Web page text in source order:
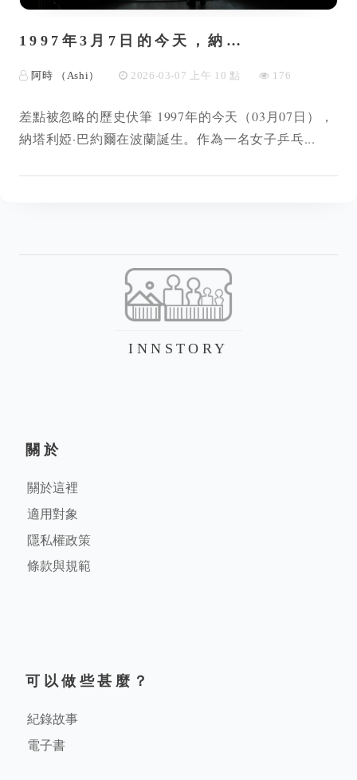
1997年3月7日的今天，納…
阿時 （Ashi） 2026-03-07 上午 10 點 176
差點被忽略的歷史伏筆 1997年的今天（03月07日），
納塔利婭·巴約爾在波蘭誕生。作為一名女子乒乓...
INNSTORY
關於
關於這裡
適用對象
隱私權政策
條款與規範
可以做些甚麼？
紀錄故事
電子書